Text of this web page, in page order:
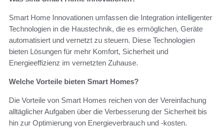
Smart Home Innovationen umfassen die Integration intelligenter
Technologien in die Haustechnik, die es ermöglichen, Geräte
automatisiert und vernetzt zu steuern. Diese Technologien
bieten Lösungen für mehr Komfort, Sicherheit und
Energieeffizienz im vernetzten Zuhause.
Welche Vorteile bieten Smart Homes?
Die Vorteile von Smart Homes reichen von der Vereinfachung
alltäglicher Aufgaben über die Verbesserung der Sicherheit bis
hin zur Optimierung von Energieverbrauch und -kosten.